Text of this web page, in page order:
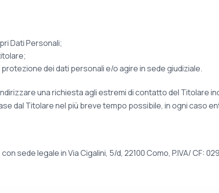
Dati Personali;
dei dati personali e/o agire in sede giudiziale.
una richiesta agli estremi di contatto del Titolare
dal Titolare nel più breve tempo possibile, in ogni caso
sede legale in Via Cigalini, 5/d, 22100 Como, P.IVA/ CF: